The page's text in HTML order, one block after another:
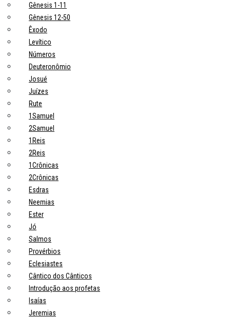
Gênesis 1-11
Gênesis 12-50
Êxodo
Levítico
Números
Deuteronômio
Josué
Juízes
Rute
1Samuel
2Samuel
1Reis
2Reis
1Crônicas
2Crônicas
Esdras
Neemias
Ester
Jó
Salmos
Provérbios
Eclesiastes
Cântico dos Cânticos
Introdução aos profetas
Isaías
Jeremias